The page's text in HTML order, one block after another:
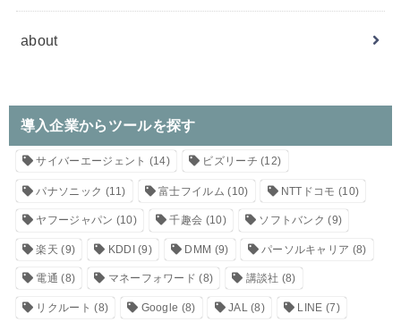
about
導入企業からツールを探す
サイバーエージェント (14) ビズリーチ (12)
パナソニック (11) 富士フイルム (10) NTTドコモ (10)
ヤフージャパン (10) 千趣会 (10) ソフトバンク (9)
楽天 (9) KDDI(9) DMM (9) パーソルキャリア (8)
電通 (8) マネーフォワード (8) 講談社 (8)
リクルート (8) Google (8) JAL(8) LINE (7)